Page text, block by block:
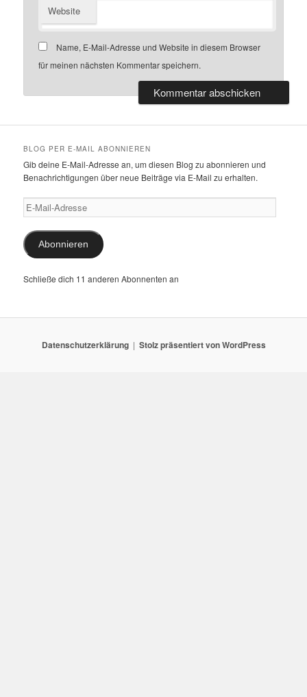
Website
Name, E-Mail-Adresse und Website in diesem Browser
für meinen nächsten Kommentar speichern.
BLOG PER E-MAIL ABONNIEREN
Gib deine E-Mail-Adresse an, um diesen Blog zu abonnieren und
Benachrichtigungen über neue Beiträge via E-Mail zu erhalten.
E-
Mail-
Adresse
Abonnieren
Schließe dich 11 anderen Abonnenten an
Datenschutzerklärung Stolz präsentiert von WordPress